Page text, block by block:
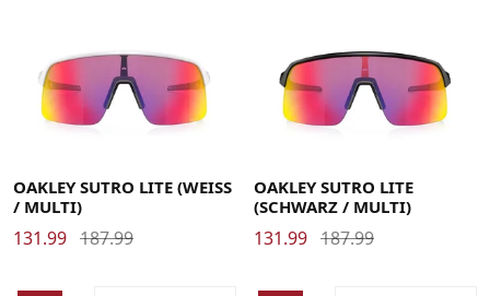
OAKLEY SUTRO LITE (WEISS
/ MULTI)
131.99 187.99
OAKLEY SUTRO LITE
(SCHWARZ / MULTI)
131.99 187.99